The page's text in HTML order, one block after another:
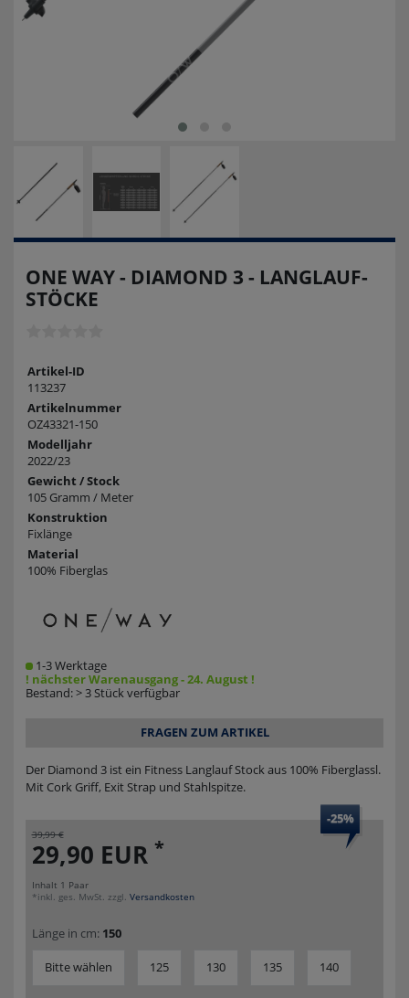
ONE WAY - DIAMOND 3 - LANGLAUF-
STÖCKE
Artikel-ID
113237
Artikelnummer
OZ43321-150
Modelljahr
2022/23
Gewicht / Stock
105 Gramm / Meter
Konstruktion
Fixlänge
Material
100% Fiberglas
1-3 Werktage
! nächster Warenausgang - 24. August !
Bestand: > 3 Stück verfügbar
FRAGEN ZUM ARTIKEL
Der Diamond 3 ist ein Fitness Langlauf Stock aus 100% Fiberglassl.
Mit Cork Griff, Exit Strap und Stahlspitze.
-25%
39,99 €
29,90 EUR *
Inhalt 1 Paar
*inkl. ges. MwSt. zzgl. Versandkosten
Länge in cm: 150
Bitte wählen 125 130 135 140